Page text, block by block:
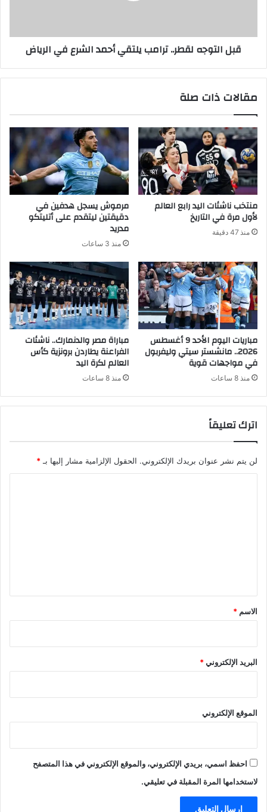
قبل التوجه لقطر.. ترامب يلتقي أحمد الشرع في الرياض
مقالات ذات صلة
منتخب ناشئات اليد رابع العالم
لأول مرة في التاريخ
منذ 47 دقيقة
مرموش يسجل هدفين في
دقيقتين ليتقدم على أتليتكو
مدريد
منذ 3 ساعات
مباريات اليوم الأحد 9 أغسطس
2026.. مانشستر سيتي وليفربول
في مواجهات قوية
منذ 8 ساعات
مباراة مصر والدنمارك.. ناشئات
الفراعنة يطاردن برونزية كأس
العالم لكرة اليد
منذ 8 ساعات
اترك تعليقاً
لن يتم نشر عنوان بريدك الإلكتروني. الحقول الإلزامية مشار إليها بـ *
*
الاسم *
البريد الإلكتروني*
الموقع الإلكتروني
احفظ اسمي، بريدي الإلكتروني، والموقع الإلكتروني في هذا المتصفح
لاستخدامها المرة المقبلة في تعليقي.